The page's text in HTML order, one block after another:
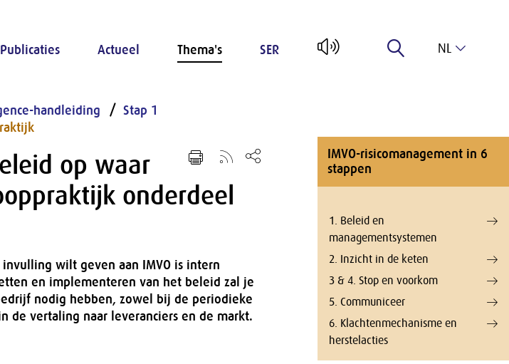
Publicaties Actueel Thema's SER NL
handleiding
Stap 1
op waar
onderdeel
wilt geven aan IMVO is intern
en implementeren van het beleid zal je
nodig hebben, zowel bij de periodieke
de vertaling naar leveranciers en de markt.
IMVO-risicomanagement in 6
stappen
1. Beleid en
managementsystemen
2. Inzicht in de keten
3 & 4. Stop en voorkom
5. Communiceer
6. Klachtenmechanisme en
herstelacties